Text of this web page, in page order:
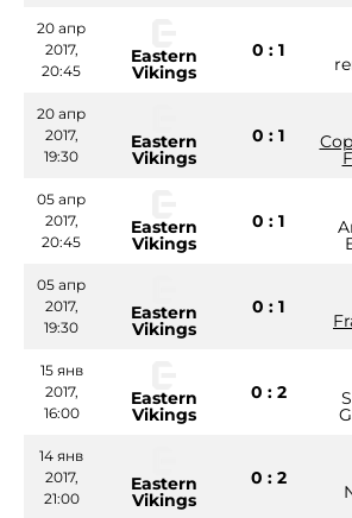
20 апр
2017,
20:45
Eastern
Vikings
0 : 1
20 апр
2017,
19:30
Eastern
Vikings
0 : 1
05 апр
2017,
20:45
Eastern
Vikings
0 : 1
05 апр
2017,
19:30
Eastern
Vikings
0 : 1
15 янв
2017,
16:00
Eastern
Vikings
0 : 2
14 янв
2017,
21:00
Eastern
Vikings
0 : 2